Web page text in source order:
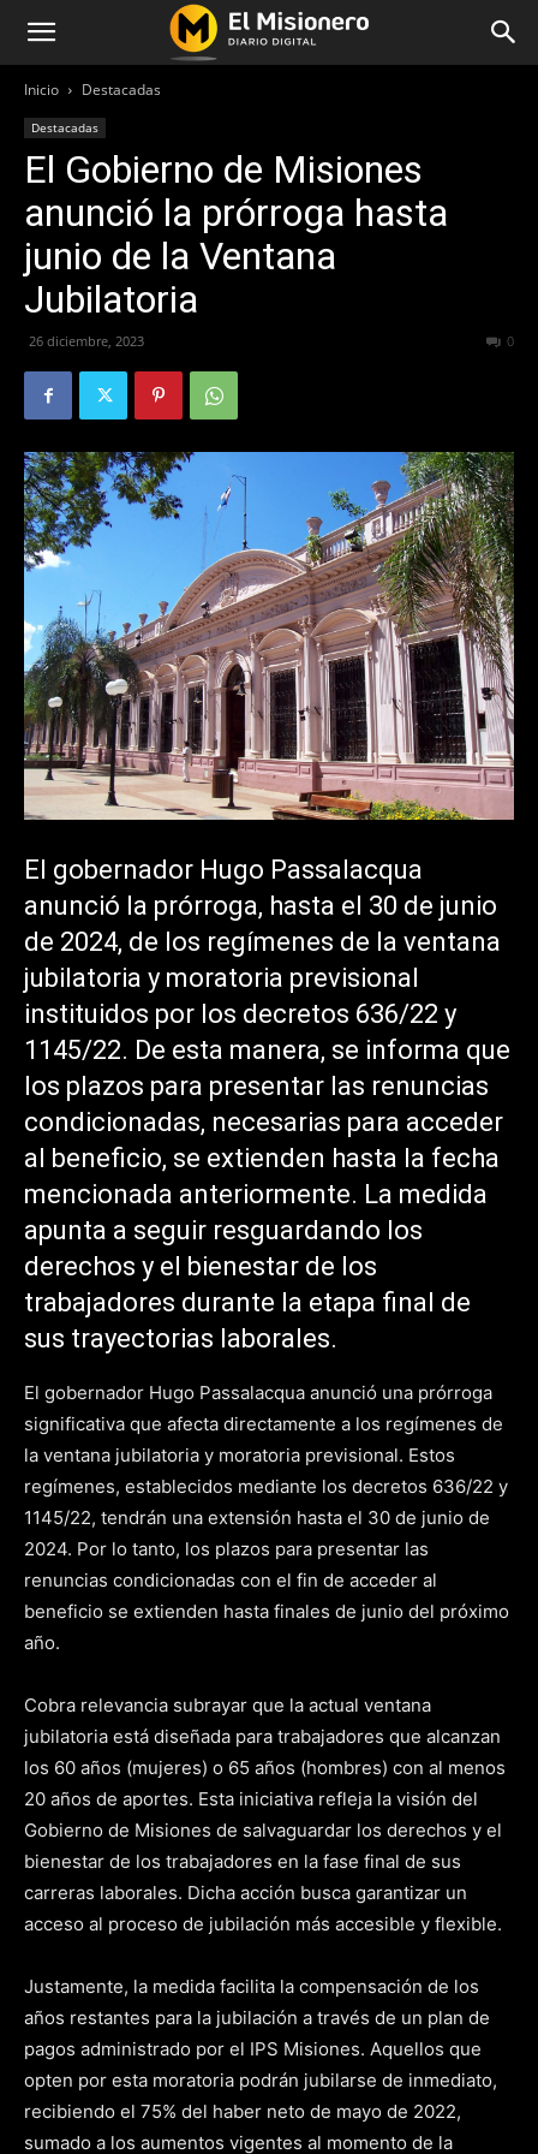
Inicio Destacadas
Destacadas
El Gobierno de Misiones
anunció la prórroga hasta
junio de la Ventana
Jubilatoria
26 diciembre, 2023 0
El gobernador Hugo Passalacqua
anunció la prórroga, hasta el 30 de junio
de 2024, de los regímenes de la ventana
jubilatoria y moratoria previsional
instituidos por los decretos 636/22 y
1145/22. De esta manera, se informa que
los plazos para presentar las renuncias
condicionadas, necesarias para acceder
al beneficio, se extienden hasta la fecha
mencionada anteriormente. La medida
apunta a seguir resguardando los
derechos y el bienestar de los
trabajadores durante la etapa final de
sus trayectorias laborales.
El gobernador Hugo Passalacqua anunció una prórroga
significativa que afecta directamente a los regímenes de
la ventana jubilatoria y moratoria previsional. Estos
regímenes, establecidos mediante los decretos 636/22 y
1145/22, tendrán una extensión hasta el 30 de junio de
2024. Por lo tanto, los plazos para presentar las
renuncias condicionadas con el fin de acceder al
beneficio se extienden hasta finales de junio del próximo
año.
Cobra relevancia subrayar que la actual ventana
jubilatoria está diseñada para trabajadores que alcanzan
los 60 años (mujeres) o 65 años (hombres) con al menos
20 años de aportes. Esta iniciativa refleja la visión del
Gobierno de Misiones de salvaguardar los derechos y el
bienestar de los trabajadores en la fase final de sus
carreras laborales. Dicha acción busca garantizar un
acceso al proceso de jubilación más accesible y flexible.
Justamente, la medida facilita la compensación de los
años restantes para la jubilación a través de un plan de
pagos administrado por el IPS Misiones. Aquellos que
opten por esta moratoria podrán jubilarse de inmediato,
recibiendo el 75% del haber neto de mayo de 2022,
sumado a los aumentos vigentes al momento de la